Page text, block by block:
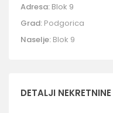
Adresa: Blok 9
Grad: Podgorica
Naselje: Blok 9
DETALJI NEKRETNINE